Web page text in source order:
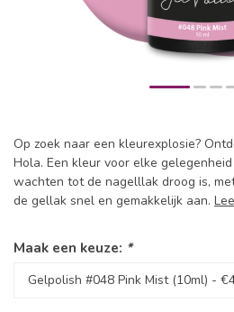
Op zoek naar een kleurexplosie?
Hola. Een kleur voor elke
wachten tot de nagelllak droog is,
de gellak snel en gemakkelijk aan.
Maak een keuze: *